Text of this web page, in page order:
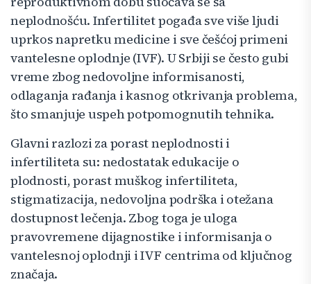
neplodnošću. Infertilitet pogađa sve više ljudi
uprkos napretku medicine i sve češćoj primeni
vantelesne oplodnje (IVF). U Srbiji se često gubi
vreme zbog nedovoljne informisanosti,
odlaganja rađanja i kasnog otkrivanja problema,
što smanjuje uspeh potpomognutih tehnika.
Glavni razlozi za porast neplodnosti i
infertiliteta su: nedostatak edukacije o
plodnosti, porast muškog infertiliteta,
stigmatizacija, nedovoljna podrška i otežana
dostupnost lečenja. Zbog toga je uloga
pravovremene dijagnostike i informisanja o
vantelesnoj oplodnji i IVF centrima od ključnog
značaja.